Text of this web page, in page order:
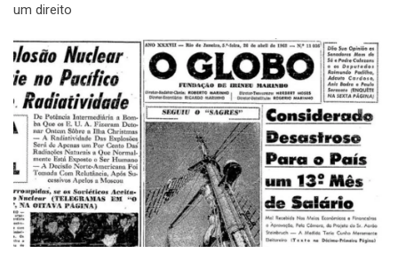
um direito